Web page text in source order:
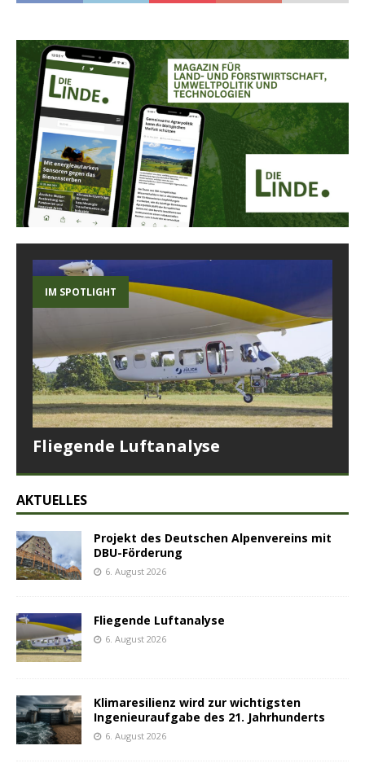
IM SPOTLIGHT
Fliegende Luftanalyse
AKTUELLES
Projekt des Deutschen Alpenvereins mit
DBU-Förderung
6. August 2026
Fliegende Luftanalyse
6. August 2026
Klimaresilienz wird zur wichtigsten
Ingenieuraufgabe des 21. Jahrhunderts
6. August 2026